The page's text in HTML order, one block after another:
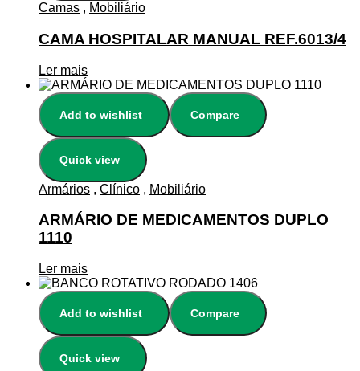
Camas , Mobiliário
CAMA HOSPITALAR MANUAL REF.6013/4
Ler mais
Add to wishlist Compare
Quick view
Armários , Clínico , Mobiliário
ARMÁRIO DE MEDICAMENTOS DUPLO
1110
Ler mais
Add to wishlist Compare
Quick view